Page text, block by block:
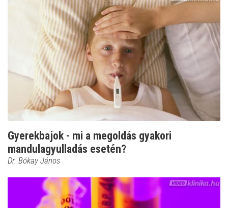
Gyerekbajok - mi a megoldás gyakori
mandulagyulladás esetén?
Dr. Bókay János